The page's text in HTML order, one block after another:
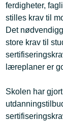
ferdigheter,
stilles krav til
Det
store krav til
læreplaner er
Skolen har